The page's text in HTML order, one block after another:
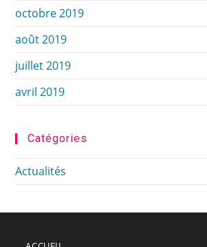
octobre 2019
août 2019
juillet 2019
avril 2019
Catégories
Actualités